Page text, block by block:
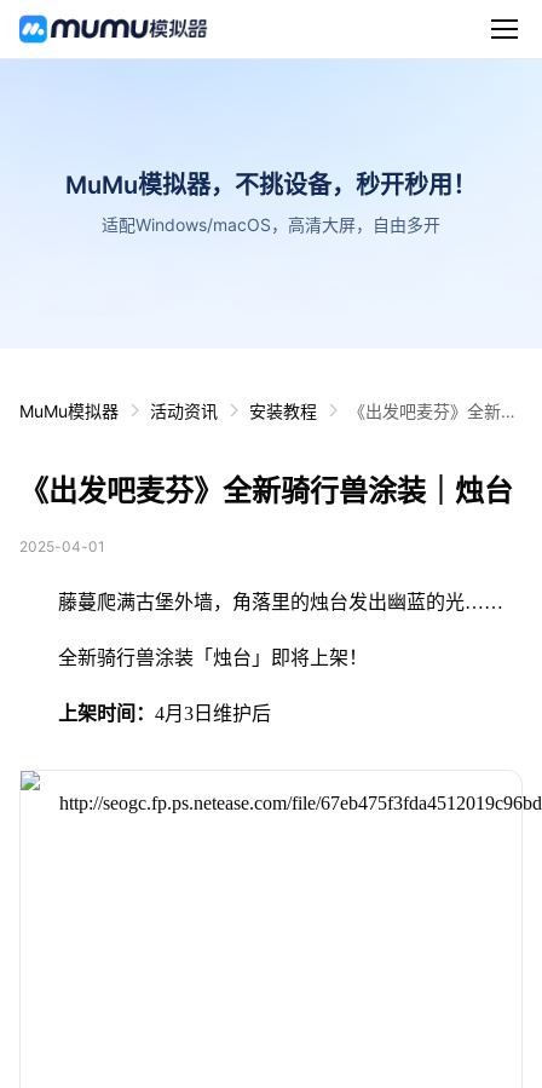
MuMu模拟器，不挑设备，秒开秒用！
适配Windows/macOS，高清大屏，自由多开
MuMu模拟器 活动资讯 安装教程
《出发吧麦芬》全新骑
《出发吧麦芬》全新骑行兽涂装｜烛台
2025-04-01
藤蔓爬满古堡外墙，角落里的烛台发出幽蓝的光……
全新骑行兽涂装「烛台」即将上架！
上架时间： 4月3日维护后